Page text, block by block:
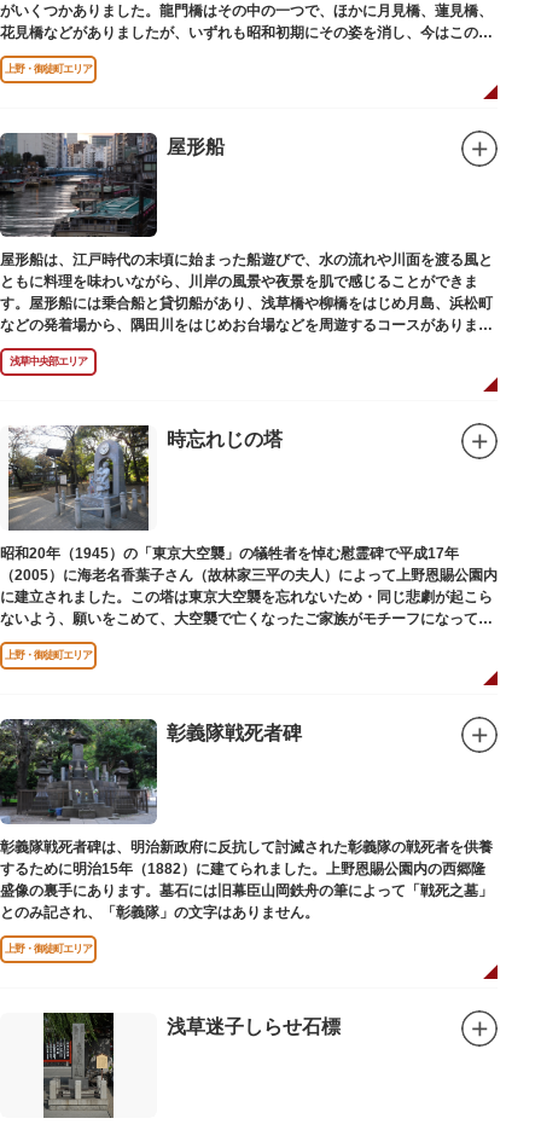
がいくつかありました。龍門橋はその中の一つで、ほかに月見橋、蓮見橋、
花見橋などがありましたが、いずれも昭和初期にその姿を消し、今はこの石
碑にその名残がわずかに残るだけです。
上野・御徒町エリア
屋形船
屋形船は、江戸時代の末頃に始まった船遊びで、水の流れや川面を渡る風と
ともに料理を味わいながら、川岸の風景や夜景を肌で感じることができま
す。屋形船には乗合船と貸切船があり、浅草橋や柳橋をはじめ月島、浜松町
などの発着場から、隅田川をはじめお台場などを周遊するコースがありま
す。
浅草中央部エリア
時忘れじの塔
昭和20年（1945）の「東京大空襲」の犠牲者を悼む慰霊碑で平成17年
（2005）に海老名香葉子さん（故林家三平の夫人）によって上野恩賜公園内
に建立されました。この塔は東京大空襲を忘れないため・同じ悲劇が起こら
ないよう、願いをこめて、大空襲で亡くなったご家族がモチーフになってい
る平和祈念母子像・時計塔です。
上野・御徒町エリア
彰義隊戦死者碑
彰義隊戦死者碑は、明治新政府に反抗して討滅された彰義隊の戦死者を供養
するために明治15年（1882）に建てられました。上野恩賜公園内の西郷隆
盛像の裏手にあります。墓石には旧幕臣山岡鉄舟の筆によって「戦死之墓」
とのみ記され、「彰義隊」の文字はありません。
上野・御徒町エリア
浅草迷子しらせ石標